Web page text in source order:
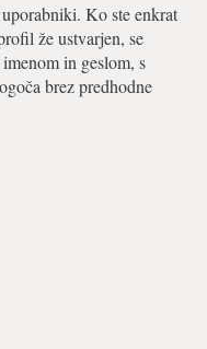
Ko ste enkrat
že ustvarjen, se
in geslom, s
brez predhodne